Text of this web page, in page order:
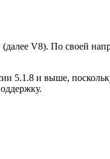
V8). По своей
5.1.8 и выше,